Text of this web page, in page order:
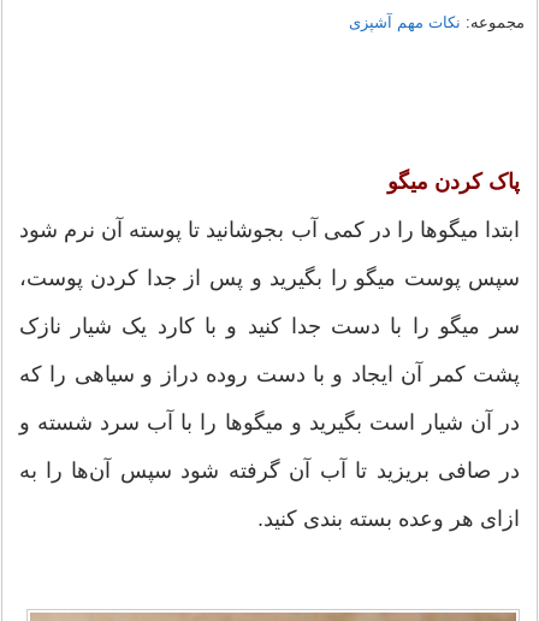
مجموعه: نکات مهم آشپزی
پاک کردن میگو
ابتدا میگو‌ها را در کمی آب بجوشانید تا پوسته آن نرم شود
سپس پوست میگو را بگیرید و پس از جدا کردن پوست،
سر میگو را با دست جدا کنید و با کارد یک شیار نازک
پشت کمر آن ایجاد و با دست روده دراز و سیاهی را که
در آن شیار است بگیرید و میگو‌ها را با آب سرد شسته و
در صافی بریزید تا آب آن گرفته شود سپس آن‌ها را به
ازای هر وعده بسته بندی کنید.